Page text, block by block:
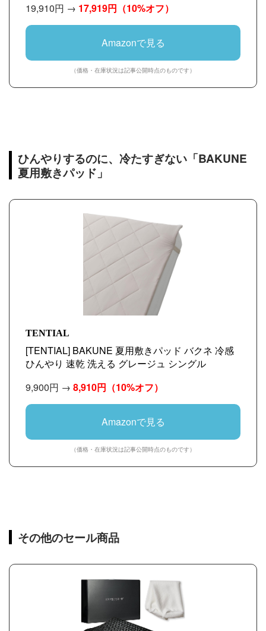
19,910円 → 17,919円 （10%オフ）
Amazonで見る
（価格・在庫状況は記事公開時点のものです）
ひんやりするのに、冷たすぎない「BAKUNE
夏用敷きパッド」
TENTIAL
[TENTIAL] BAKUNE 夏用敷きパッド バクネ 冷感
ひんやり 速乾 洗える グレージュ シングル
9,900円 → 8,910円 （10%オフ）
Amazonで見る
（価格・在庫状況は記事公開時点のものです）
その他のセール商品